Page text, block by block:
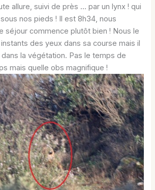
allure, suivi de près … par un lynx ! qui
nos pieds ! Il est 8h34, nous
séjour commence plutôt bien ! Nous le
des yeux dans sa course mais il
la végétation. Pas le temps de
mais quelle obs magnifique !